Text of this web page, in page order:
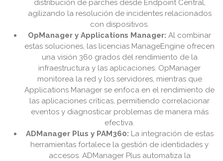
distribución de parches desde Endpoint Central,
agilizando la resolución de incidentes relacionados
con dispositivos.
OpManager y Applications Manager: Al combinar
estas soluciones, las licencias ManageEngine ofrecen
una visión 360 grados del rendimiento de la
infraestructura y las aplicaciones. OpManager
monitorea la red y los servidores, mientras que
Applications Manager se enfoca en el rendimiento de
las aplicaciones críticas, permitiendo correlacionar
eventos y diagnosticar problemas de manera más
efectiva.
ADManager Plus y PAM360: La integración de estas
herramientas fortalece la gestión de identidades y
accesos. ADManager Plus automatiza la